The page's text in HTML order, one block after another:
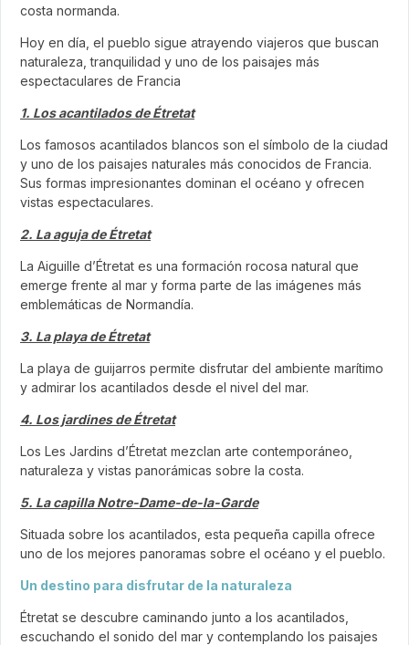
costa normanda.
Hoy en día, el pueblo sigue atrayendo viajeros que buscan
naturaleza, tranquilidad y uno de los paisajes más
espectaculares de Francia
1. Los acantilados de Étretat
Los famosos acantilados blancos son el símbolo de la ciudad
y uno de los paisajes naturales más conocidos de Francia.
Sus formas impresionantes dominan el océano y ofrecen
vistas espectaculares.
2. La aguja de Étretat
La Aiguille d’Étretat es una formación rocosa natural que
emerge frente al mar y forma parte de las imágenes más
emblemáticas de Normandía.
3. La playa de Étretat
La playa de guijarros permite disfrutar del ambiente marítimo
y admirar los acantilados desde el nivel del mar.
4. Los jardines de Étretat
Los Les Jardins d’Étretat mezclan arte contemporáneo,
naturaleza y vistas panorámicas sobre la costa.
5. La capilla Notre-Dame-de-la-Garde
Situada sobre los acantilados, esta pequeña capilla ofrece
uno de los mejores panoramas sobre el océano y el pueblo.
Un destino para disfrutar de la naturaleza
Étretat se descubre caminando junto a los acantilados,
escuchando el sonido del mar y contemplando los paisajes